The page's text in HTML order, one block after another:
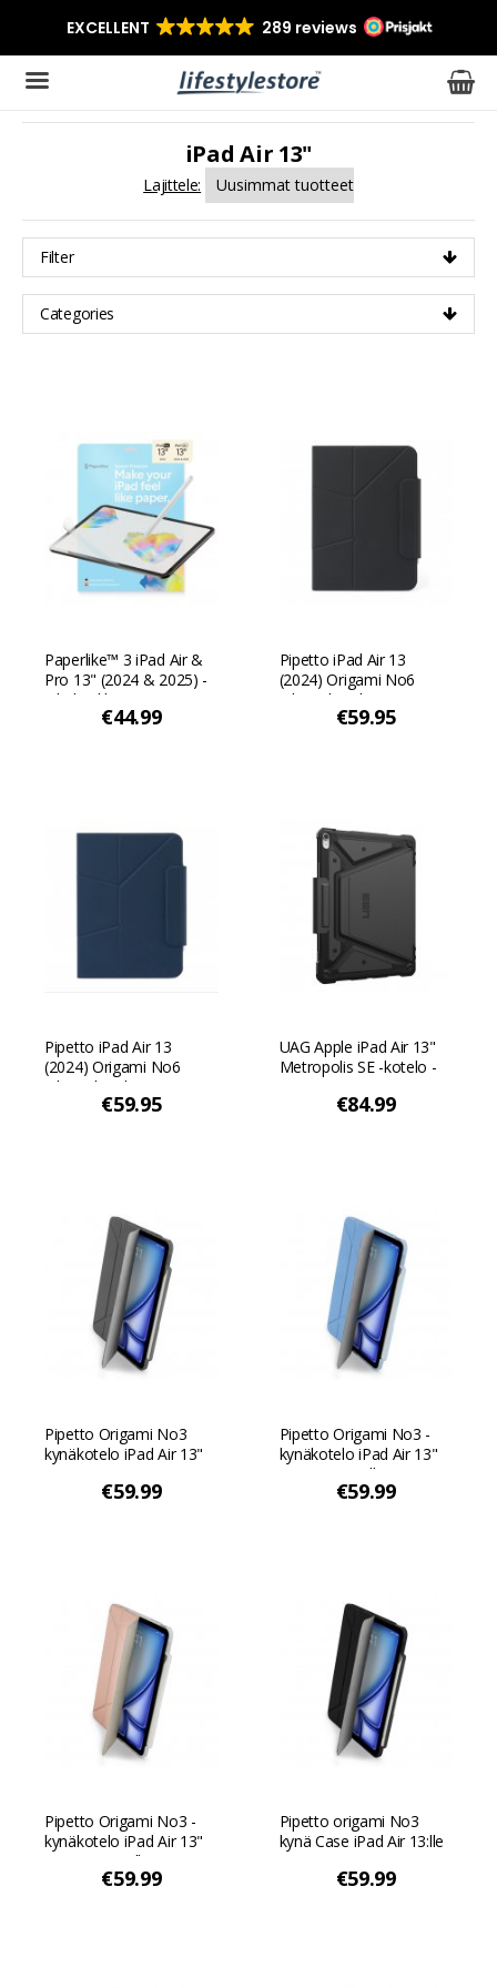
Tuote on lisätty ostoskoriin
iPad Air 13"
Lajittele:
Filter
Categories
Paperlike™ 3 iPad Air &
Pro 13" (2024 & 2025) -
2 kpl pakkaus
€44.99
Pipetto iPad Air 13
(2024) Origami No6
jalusta kotelo - Musta
€59.95
Pipetto iPad Air 13
(2024) Origami No6
jalusta kotelo -
Tummansininen
€59.95
UAG Apple iPad Air 13"
Metropolis SE -kotelo -
€84.99
Pipetto Origami No3
kynäkotelo iPad Air 13"
€59.99
Pipetto Origami No3 -
kynäkotelo iPad Air 13"
(M4/M3/M2):lle -
Vaaleansininen
€59.99
Pipetto Origami No3 -
kynäkotelo iPad Air 13"
(M4/M3/M2):lle -
Metallinen€59.99
Pipetto origami No3
kynä Case iPad Air 13:lle
€59.99